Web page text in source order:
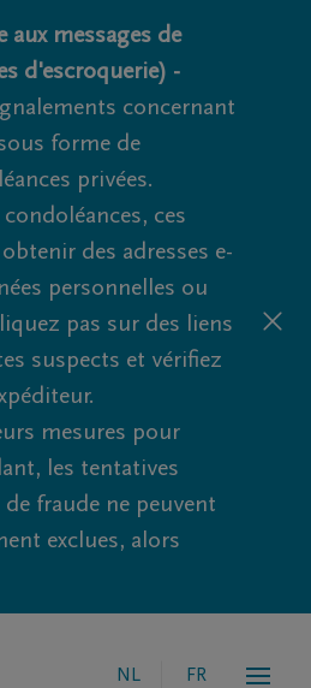
aux messages de
d'escroquerie) -
concernant
forme de
privées.
ces
des adresses e-
personnelles ou
pas sur des liens
suspects et vérifiez
mesures pour
les tentatives
fraude ne peuvent
exclues, alors
NL FR